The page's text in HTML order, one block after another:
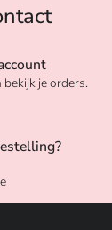
je orders.